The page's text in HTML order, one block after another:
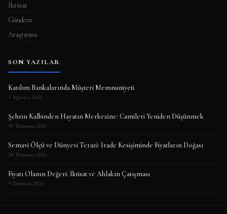
İktisat
Gündem
Araştırma
SON YAZILAR
Katılım Bankalarında Müşteri Memnuniyeti
3 Ağustos 2026
Şehrin Kalbinden Hayatın Merkezine: Camileri Yeniden Düşünmek
30 Temmuz 2026
Semavi Ölçü ve Dünyevi Terazi: İrade Kesişiminde Fiyatların Doğası
30 Temmuz 2026
Fiyatı Olanın Değeri: İktisat ve Ahlakın Çatışması
9 Temmuz 2026